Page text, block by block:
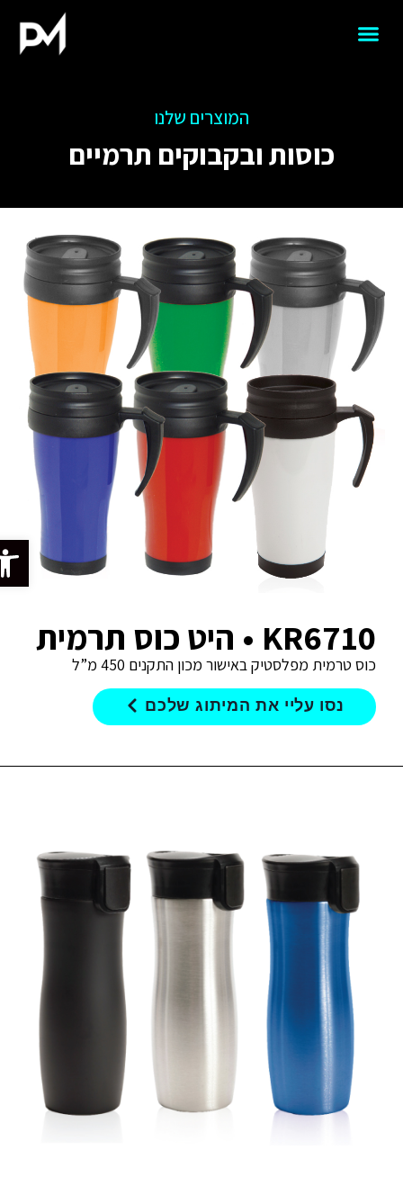
פתח
המוצרים שלנו
כוסות ובקבוקים תרמיים
KR6710 • היט כוס תרמית
כוס טרמית מפלסטיק באישור מכון התקנים 450 מ”ל
נסו עליי את המיתוג שלכם